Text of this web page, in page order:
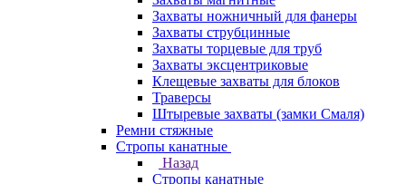
Захваты ножничный для фанеры
Захваты струбцинные
Захваты торцевые для труб
Захваты эксцентриковые
Клещевые захваты для блоков
Траверсы
Штыревые захваты (замки Смаля)
Ремни стяжные
Стропы канатные
Назад
Стропы канатные